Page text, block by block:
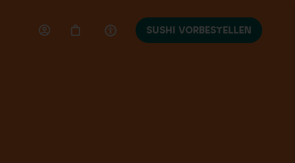
SUSHI VORBESTELLEN